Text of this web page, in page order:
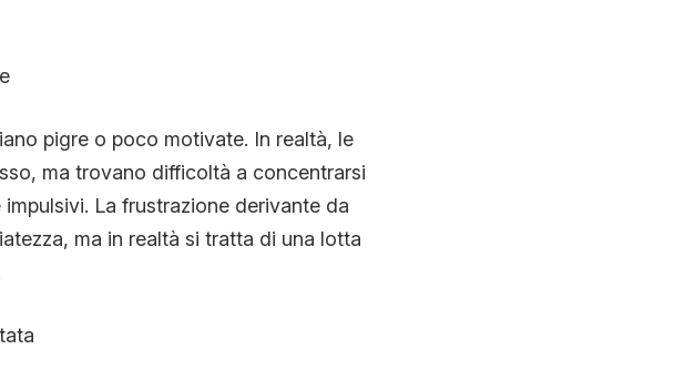
pigre o poco motivate. In realtà, le
ma trovano difficoltà a concentrarsi
La frustrazione derivante da
ma in realtà si tratta di una lotta